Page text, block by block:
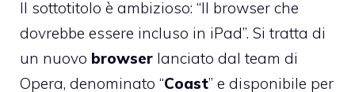
Il sottotitolo è ambizioso: “Il browser che
dovrebbe essere incluso in iPad”. Si tratta di
un nuovo browser lanciato dal team di
Opera, denominato “Coast” e disponibile per